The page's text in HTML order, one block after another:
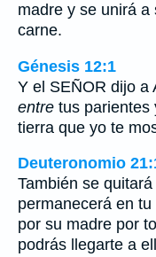
madre y se unirá a
carne.
Génesis 12:1
Y el SEÑOR dijo a
entre tus parientes
tierra que yo te
Deuteronomio
También se
permanecerá en
por su madre por
podrás llegarte a